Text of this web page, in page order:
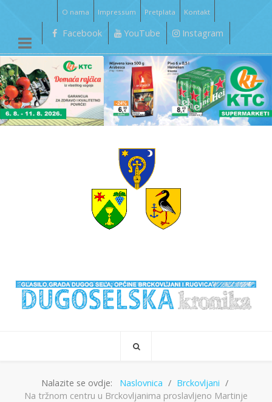
O nama Impressum Pretplata Kontakt
Facebook YouTube Instagram
Nalazite se ovdje: Naslovnica
Brckovljani
Na tržnom centru u Brckovljanima proslavljeno Martinje